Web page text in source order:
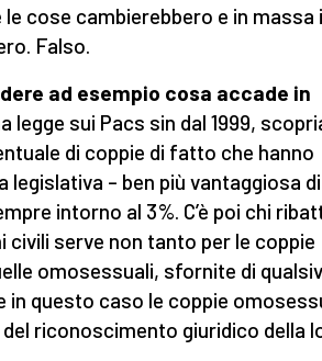
cose cambierebbero e in massa i
Falso.
ad esempio cosa accade in
legge sui Pacs sin dal 1999,
di coppie di fatto che hanno
legislativa – ben più vantaggiosa di
intorno al 3%. C’è poi chi
civili serve non tanto per le coppie
omosessuali, sfornite di
in questo caso le coppie
riconoscimento giuridico della